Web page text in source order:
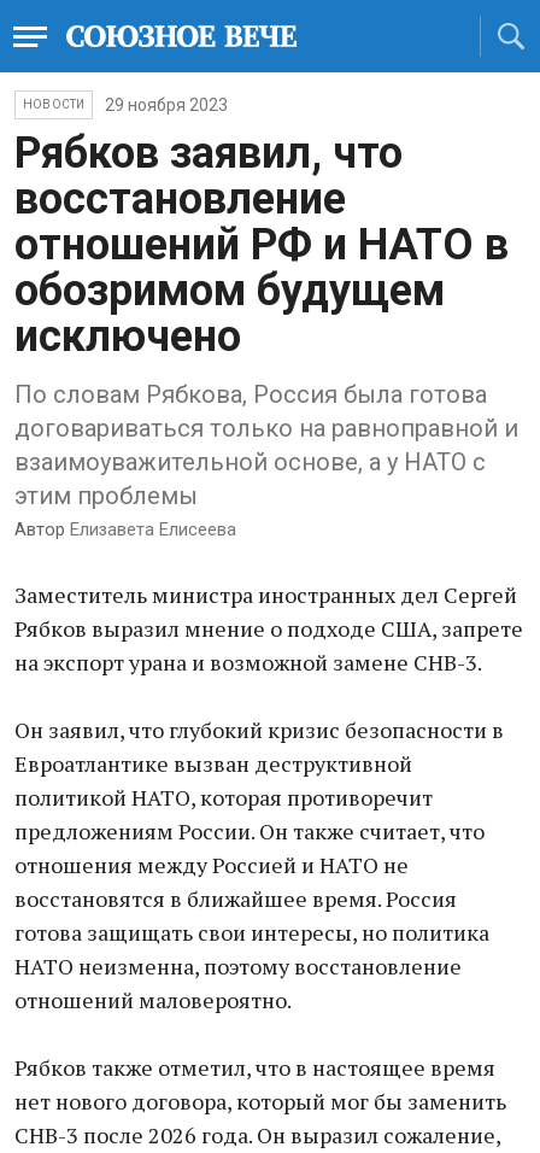
НОВОСТИ 29 ноября 2023
Рябков заявил, что
восстановление
отношений РФ и НАТО в
обозримом будущем
исключено
По словам Рябкова, Россия была готова
договариваться только на равноправной и
взаимоуважительной основе, а у НАТО с
этим проблемы
Автор Елизавета Елисеева
Заместитель министра иностранных дел Сергей
Рябков выразил мнение о подходе США, запрете
на экспорт урана и возможной замене СНВ-3.
Он заявил, что глубокий кризис безопасности в
Евроатлантике вызван деструктивной
политикой НАТО, которая противоречит
предложениям России. Он также считает, что
отношения между Россией и НАТО не
восстановятся в ближайшее время. Россия
готова защищать свои интересы, но политика
НАТО неизменна, поэтому восстановление
отношений маловероятно.
Рябков также отметил, что в настоящее время
нет нового договора, который мог бы заменить
СНВ-3 после 2026 года. Он выразил сожаление,